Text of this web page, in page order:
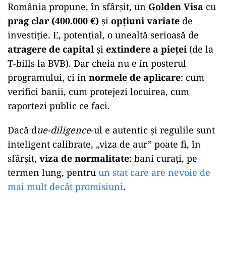
România propune, în sfârșit, un Golden Visa cu
prag clar (400.000 €) și opțiuni variate de
investiție. E, potențial, o unealtă serioasă de
atragere de capital și extindere a pieței (de la
T-bills la BVB). Dar cheia nu e în posterul
programului, ci în normele de aplicare: cum
verifici banii, cum protejezi locuirea, cum
raportezi public ce faci.
Dacă due-diligence-ul e autentic și regulile sunt
inteligent calibrate, „viza de aur” poate fi, în
sfârșit, viza de normalitate: bani curați, pe
termen lung, pentru un stat care are nevoie de
mai mult decât promisiuni.